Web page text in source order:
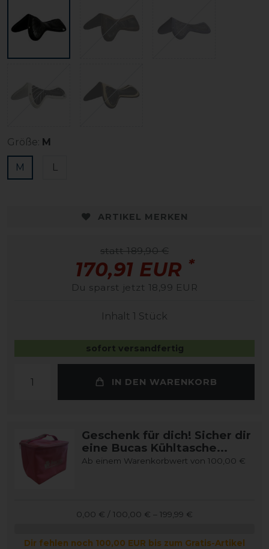
Größe: M
M L
ARTIKEL MERKEN
statt 189,90 €
170,91 EUR *
Du sparst jetzt 18,99 EUR
Inhalt 1 Stück
sofort versandfertig
IN DEN WARENKORB
Geschenk für dich! Sicher dir
eine Bucas Kühltasche...
Ab einem Warenkorbwert von 100,00 €
0,00 € / 100,00 € – 199,99 €
Dir fehlen noch 100,00 EUR bis zum Gratis-Artikel